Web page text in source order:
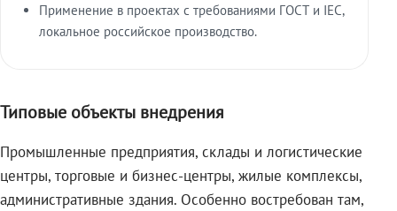
Применение в проектах с требованиями ГОСТ и IEC,
локальное российское производство.
Типовые объекты внедрения
Промышленные предприятия, склады и логистические
центры, торговые и бизнес-центры, жилые комплексы,
административные здания. Особенно востребован там,